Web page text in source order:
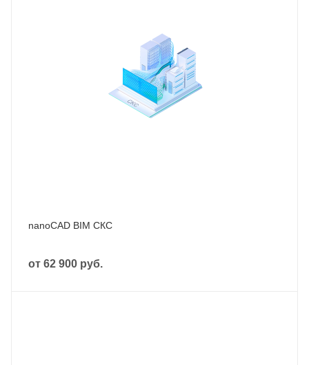
nanoCAD BIM СКС
от 62 900 руб.